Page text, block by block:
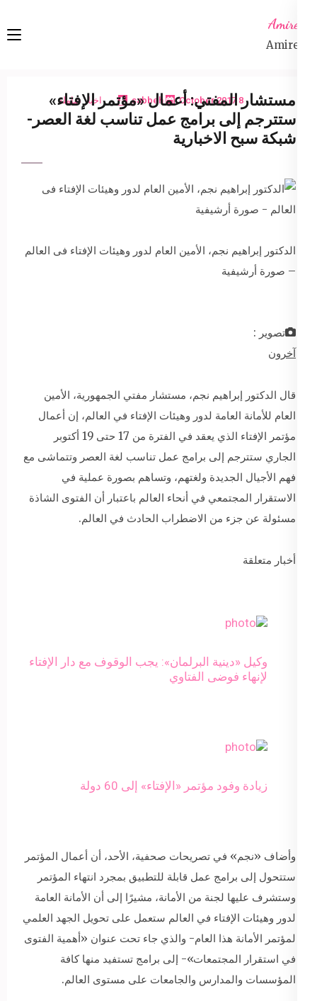
content
Amireta
Amireta
8 October 2017
sabbeh اخبار شاملة
مستشار المفتي: أعمال «مؤتمر الإفتاء»
ستترجم إلى برامج عمل تناسب لغة العصر-
شبكة سبح الاخبارية
الدكتور إبراهيم نجم، الأمين العام لدور وهيئات الإفتاء فى العالم
– صورة أرشيفية
تصوير :
آخرون
قال الدكتور إبراهيم نجم، مستشار مفتي الجمهورية، الأمين
العام للأمانة العامة لدور وهيئات الإفتاء في العالم، إن أعمال
مؤتمر الإفتاء الذي يعقد في الفترة من 17 حتى 19 أكتوبر
الجاري ستترجم إلى برامج عمل تناسب لغة العصر وتتماشى مع
فهم الأجيال الجديدة ولغتهم، وتساهم بصورة عملية في
الاستقرار المجتمعي في أنحاء العالم باعتبار أن الفتوى الشاذة
مسئولة عن جزء من الاضطراب الحادث في العالم.
أخبار متعلقة
وكيل «دينية البرلمان»: يجب الوقوف مع دار الإفتاء
لإنهاء فوضى الفتاوي
زيادة وفود مؤتمر «الإفتاء» إلى 60 دولة
وأضاف «نجم» في تصريحات صحفية، الأحد، أن أعمال المؤتمر
ستتحول إلى برامج عمل قابلة للتطبيق بمجرد انتهاء المؤتمر
وستشرف عليها لجنة من الأمانة، مشيرًا إلى أن الأمانة العامة
لدور وهيئات الإفتاء في العالم ستعمل على تحويل الجهد العلمي
لمؤتمر الأمانة هذا العام- والذي جاء تحت عنوان «أهمية الفتوى
في استقرار المجتمعات»- إلى برامج تستفيد منها كافة
المؤسسات والمدارس والجامعات على مستوى العالم.